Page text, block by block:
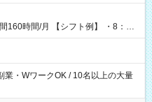
フト例】 ・8：00
業・WワークOK / 10名以上の大量